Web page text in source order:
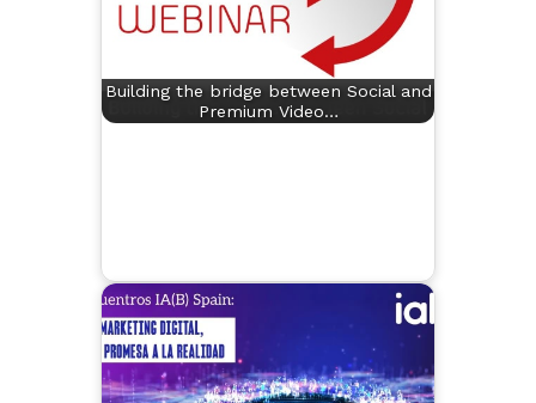
Building the bridge between Social and
Premium Video…